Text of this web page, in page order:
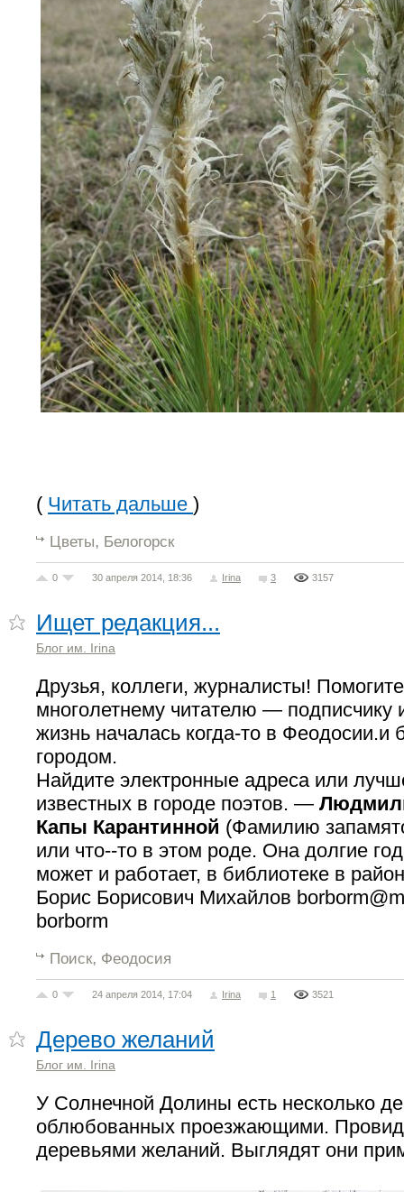
( Читать дальше )
Цветы, Белогорск
0 30 апреля 2014, 18:36 Irina 3 3157
Ищет редакция...
Блог им. Irina
Друзья, коллеги, журналисты!
многолетнему читателю — подписчику
жизнь началась когда-то в Феодосии.и
городом.
Найдите электронные адреса или
известных в городе поэтов. —
Капы Карантинной (Фамилию
или что--то в этом роде. Она долгие
может и работает, в библиотеке в
Борис Борисович Михайлов
borborm
Поиск, Феодосия
0 24 апреля 2014, 17:04 Irina 1 3521
Дерево желаний
Блог им. Irina
У Солнечной Долины есть несколько
облюбованных проезжающими.
деревьями желаний. Выглядят они